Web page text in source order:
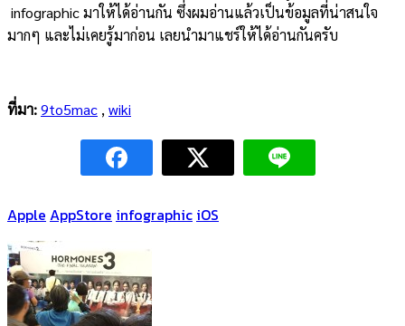
infographic มาให้ได้อ่านกัน ซึ่งผมอ่านแล้วเป็นข้อมูลที่น่าสนใจ
มากๆ และไม่เคยรู้มาก่อน เลยนำมาแชร์ให้ได้อ่านกันครับ
ที่มา:9to5mac , wiki
Apple AppStore infographic iOS